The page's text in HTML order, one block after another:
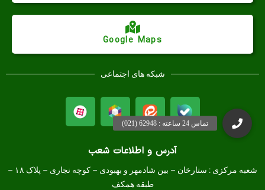
آدرس و اطلاعات شعب
شعبه مرکزی :
ستارخان – بین شادمهر و بهبودی – کوچه نجاری – پلاک ۱۸ –
طبقه همکف
Google Maps
شبکه های اجتماعی